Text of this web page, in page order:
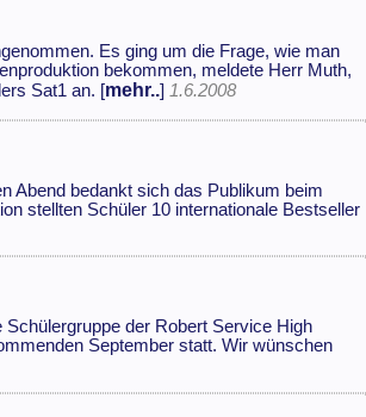
Es ging um die Frage, wie man
bekommen, meldete Herr Muth,
Sat1 an. [mehr..] 1.6.2008
Abend bedankt sich das Publikum beim
stellten Schüler 10 internationale Bestseller
der Robert Service High
September statt. Wir wünschen